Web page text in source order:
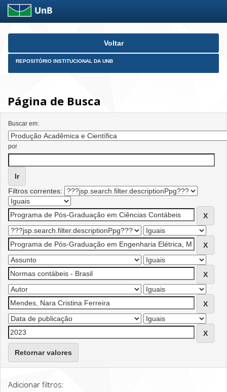
Skip
Voltar
REPOSITÓRIO INSTITUCIONAL DA UNB
Página de Busca
Buscar em:
por
Filtros correntes:
Retornar valores
Adicionar filtros: